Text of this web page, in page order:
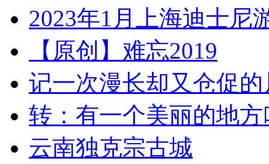
2023年1月上海迪士尼
【原创】难忘2019
记一次漫长却又仓促
转：有一个美丽的地
云南独克宗古城